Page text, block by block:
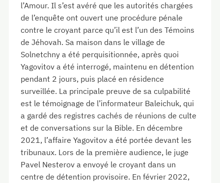
l’Amour. Il s’est avéré que les autorités chargées
de l’enquête ont ouvert une procédure pénale
contre le croyant parce qu’il est l’un des Témoins
de Jéhovah. Sa maison dans le village de
Solnetchny a été perquisitionnée, après quoi
Yagovitov a été interrogé, maintenu en détention
pendant 2 jours, puis placé en résidence
surveillée. La principale preuve de sa culpabilité
est le témoignage de l’informateur Baleichuk, qui
a gardé des registres cachés de réunions de culte
et de conversations sur la Bible. En décembre
2021, l’affaire Yagovitov a été portée devant les
tribunaux. Lors de la première audience, le juge
Pavel Nesterov a envoyé le croyant dans un
centre de détention provisoire. En février 2022,